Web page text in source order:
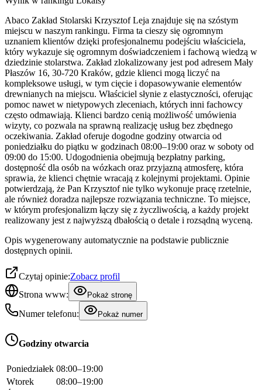
Abaco Zakład Stolarski Krzysztof Leja znajduje się na szóstym
miejscu w naszym rankingu. Firma ta cieszy się ogromnym
uznaniem klientów dzięki profesjonalnemu podejściu właściciela,
który wykazuje się ogromnym doświadczeniem i fachową wiedzą w
dziedzinie stolarstwa. Zakład zlokalizowany jest pod adresem Mały
Płaszów 16, 30-720 Kraków, gdzie klienci mogą liczyć na
kompleksowe usługi, w tym cięcie i dopasowywanie elementów
drewnianych na miejscu. Właściciel słynie z elastyczności, oferując
pomoc nawet w nietypowych zleceniach, których inni fachowcy
często odmawiają. Klienci bardzo cenią możliwość umówienia
wizyty, co pozwala na sprawną realizację usług bez zbędnego
oczekiwania. Zakład oferuje dogodne godziny otwarcia od
poniedziałku do piątku w godzinach 08:00–19:00 oraz w soboty od
09:00 do 15:00. Udogodnienia obejmują bezpłatny parking,
dostępność dla osób na wózkach oraz przyjazną atmosferę, która
sprawia, że klienci chętnie wracają z kolejnymi projektami. Opinie
potwierdzają, że Pan Krzysztof nie tylko wykonuje pracę rzetelnie,
ale również doradza najlepsze rozwiązania techniczne. To miejsce,
w którym profesjonalizm łączy się z życzliwością, a każdy projekt
realizowany jest z najwyższą dbałością o detale i rozsądną wyceną.
Opis wygenerowany automatycznie na podstawie publicznie
dostępnych opinii.
Czytaj opinie:Zobacz profil
Strona www:
Pokaż stronę
Numer telefonu: Pokaż numer
Godziny otwarcia
Poniedziałek 08:00–19:00
Wtorek
08:00–19:00